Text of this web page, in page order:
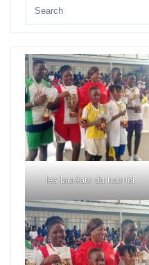
les lauréats du tournoi